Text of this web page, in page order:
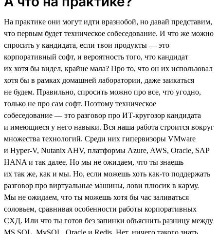
На практике они могут идти вразнобой, но давай представим,
что первым будет техническое собеседование. И что же можно
спросить у кандидата, если твои продукты — это
корпоративный софт, и вероятность того, что кандидат
их хотя бы видел, крайне мала? Про то, что он их использовал
хотя бы в рамках домашней лаборатории, даже заикаться
не будем. Правильно, спросить можно про все, что угодно,
только не про сам софт. Поэтому техническое
собеседование — это разговор про ИТ-кругозор кандидата
и имеющиеся у него навыки. Вся наша работа строится вокруг
множества технологий. Среди них гипервизоры VMware
и Hyper-V, Nutanix AHV, платформы Azure, AWS, Oracle, SAP
HANA и так далее. Но мы не ожидаем, что ты знаешь
их так же, как и мы. Но, если можешь хоть как-то поддержать
разговор про виртуальные машины, лови плюсик в карму.
Мы не ожидаем, что ты можешь хотя бы час заливаться
соловьем, сравнивая особенности работы корпоративных
СХД. Или что ты готов без запинки объяснить разницу между
MS SQL, MySQL, Oracle и Redis. Нет, ничего такого знать